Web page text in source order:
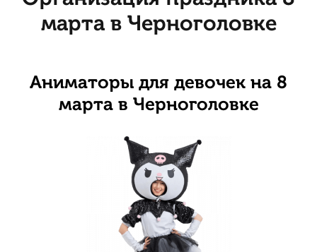
марта в Черноголовке
Аниматоры для девочек на 8
марта в Черноголовке